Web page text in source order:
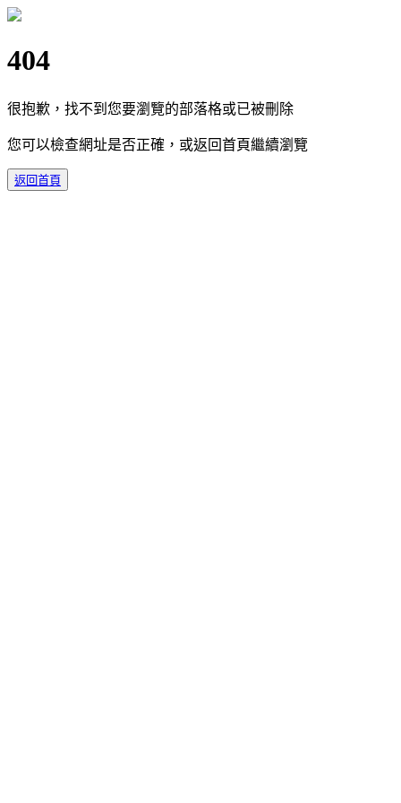
404
很抱歉，找不到您要瀏覽的部落格或已被刪除
您可以檢查網址是否正確，或返回首頁繼續瀏覽
返回首頁